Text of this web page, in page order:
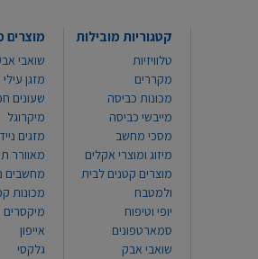
קטגוריות מובילות
טלוויזיות
מקררים
מכונות כביסה
מייבשי כביסה
מסכי מחשב
מיזוג ומוצרי אקלים
מוצרים קטנים לבית
ולמטבח
יופי וטיפוח
סמארטפונים
שואבי אבק
מוצרים
שואבי
מזגן עילי
שעונים
מיקרוגל
מזגים
מאוורר
מחשבים
מכונות
מיקסרים
אייפון
גלקסי